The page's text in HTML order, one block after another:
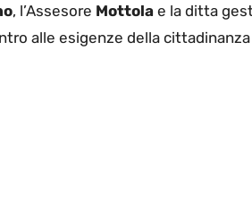
, l’Assesore Mottola e la ditta
alle esigenze della